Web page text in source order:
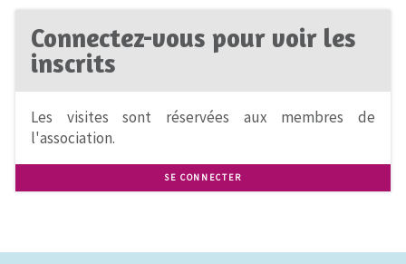
Connectez-vous pour voir les
inscrits
Les visites sont réservées aux membres de
l'association.
SE CONNECTER